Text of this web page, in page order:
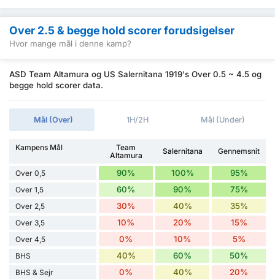
Over 2.5 & begge hold scorer forudsigelser
Hvor mange mål i denne kamp?
ASD Team Altamura og US Salernitana 1919's Over 0.5 ~ 4.5 og
begge hold scorer data.
Mål (Over) 1H/2H Mål (Under)
Kampens Mål
Team
Altamura
Salernitana Gennemsnit
Over 0,5 90% 100% 95%
Over 1,5 60% 90% 75%
Over 2,5 30% 40% 35%
Over 3,5 10% 20% 15%
Over 4,5 0% 10% 5%
BHS 40% 60% 50%
BHS & Sejr 0% 40% 20%